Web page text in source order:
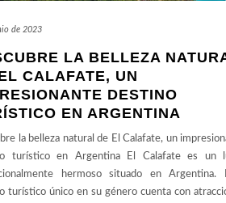
de 2023
LA BELLEZA
CALAFATE, UN
DESTINO
EN ARGENTINA
la belleza natural de El Calafate, un
turístico en Argentina El Calafate es un
hermoso situado en Argentina.
turístico único en su género cuenta con